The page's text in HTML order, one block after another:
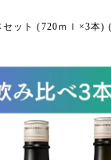
ット (720ｍｌ×3本)